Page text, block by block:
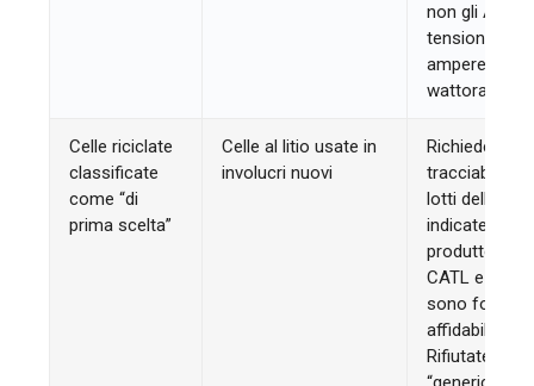
non gli Ah:
tensione ×
ampere-ora =
wattora.
Celle riciclate
classificate
come “di
prima scelta”
Celle al litio usate in
involucri nuovi
Richiedete la
tracciabilità
lotti delle
indicate il
produttore
CATL e BYD
sono fornitori
affidabili).
Rifiutate le